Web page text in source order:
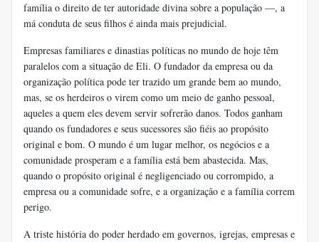
família o direito de ter autoridade divina sobre a população —, a
má conduta de seus filhos é ainda mais prejudicial.
Empresas familiares e dinastias políticas no mundo de hoje têm
paralelos com a situação de Eli. O fundador da empresa ou da
organização política pode ter trazido um grande bem ao mundo,
mas, se os herdeiros o virem como um meio de ganho pessoal,
aqueles a quem eles devem servir sofrerão danos. Todos ganham
quando os fundadores e seus sucessores são fiéis ao propósito
original e bom. O mundo é um lugar melhor, os negócios e a
comunidade prosperam e a família está bem abastecida. Mas,
quando o propósito original é negligenciado ou corrompido, a
empresa ou a comunidade sofre, e a organização e a família correm
perigo.
A triste história do poder herdado em governos, igrejas, empresas e